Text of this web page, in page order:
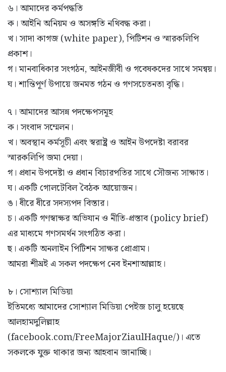
৬। আমাদের কর্মপদ্ধতি
ক। আইনি অনিয়ম ও অসঙ্গতি নথিবদ্ধ করা।
খ। সাদা কাগজ (white paper), পিটিশন ও স্মারকলিপি
প্রকাশ।
গ। মানবাধিকার সংগঠন, আইনজীবী ও গবেষকদের সাথে সমন্বয়।
ঘ। শান্তিপূর্ণ উপায়ে জনমত গঠন ও গণসচেতনতা বৃদ্ধি।
৭। আমাদের আসন্ন পদক্ষেপসমূহ
ক। সংবাদ সম্মেলন।
খ। অবস্থান কর্মসূচী এবং স্বরাষ্ট্র ও আইন উপদেষ্টা বরাবর
স্মারকলিপি জমা দেয়া।
গ। প্রধান উপদেষ্টা ও প্রধান বিচারপতির সাথে সৌজন্য সাক্ষাত।
ঘ। একটি গোলটেবিল বৈঠক আয়োজন।
ঙ। ধীরে ধীরে সদস্যপদ বিস্তার।
চ। একটি গণস্বাক্ষর অভিযান ও নীতি-প্রস্তাব (policy brief)
এর মাধ্যমে গণসমর্থন সংগঠিত করা।
ছ। একটি অনলাইন পিটিশন সাক্ষর প্রোগ্রাম।
আমরা শীঘ্রই এ সকল পদক্ষেপ নেব ইনশাআল্লাহ।
৮। সোশ্যাল মিডিয়া
ইতিমধ্যে আমাদের সোশ্যাল মিডিয়া পেইজ চালু হয়েছে
আলহামদুলিল্লাহ
(facebook.com/FreeMajorZiaulHaque/)। এতে
সকলকে যুক্ত থাকার জন্য আহবান জানাচ্ছি।